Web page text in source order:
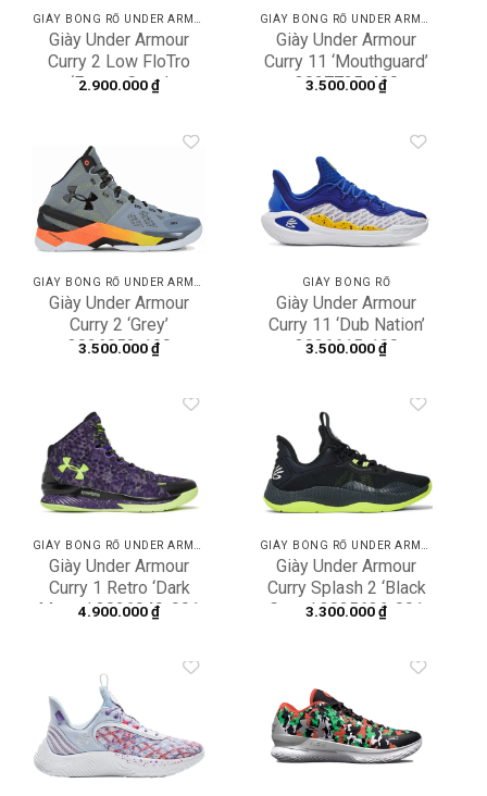
GIÀY BÓNG RỔ UNDER ARMOUR
Giày Under Armour
Curry 2 Low FloTro
‘Future Curry’
2.900.000₫
GIÀY BÓNG RỔ UNDER ARMOUR
Giày Under Armour
Curry 11 ‘Mouthguard’
3027725-400
3.500.000₫
wishlist
GIÀY BÓNG RỔ UNDER ARMOUR
Giày Under Armour
Curry 2 ‘Grey’
3026052-100
3.500.000₫
wishlist
GIÀY BÓNG RỔ
Giày Under Armour
Curry 11 ‘Dub Nation’
3026615-100
3.500.000₫
Giày Under Armour
Curry 1 Retro ‘Dark
Matter’ 3026049-001
4.900.000₫
wishlist
Giày Under Armour
Curry Splash 2 ‘Black
Green’ 3025636-001
3.300.000₫
wishlist
wishlist